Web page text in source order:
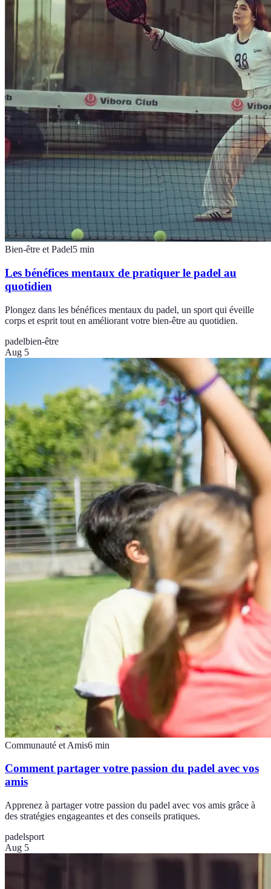
Bien-être et Padel5 min
Les bénéfices mentaux de pratiquer le padel au
quotidien
Plongez dans les bénéfices mentaux du padel, un sport qui éveille
corps et esprit tout en améliorant votre bien-être au quotidien.
padelbien-être
Aug 5
Communauté et Amis6 min
Comment partager votre passion du padel avec vos
amis
Apprenez à partager votre passion du padel avec vos amis grâce à
des stratégies engageantes et des conseils pratiques.
padelsport
Aug 5